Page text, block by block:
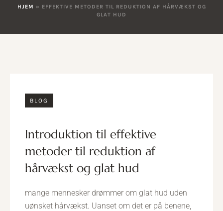
HJEM » EFFEKTIVE METODER TIL REDUKTION AF HÅRVÆKST OG
GLAT HUD
BLOG
introduktion til effektive
metoder til reduktion af
hårvækst og glat hud
mange mennesker drømmer om glat hud uden
uønsket hårvækst. Uanset om det er på benene,